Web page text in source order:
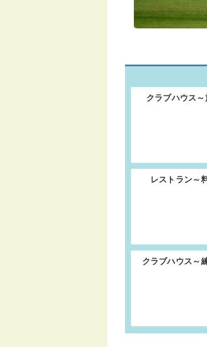
クラブハウス～
レストラン～
クラブハウス～